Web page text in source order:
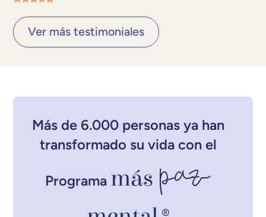
Ver más testimoniales
Más de 6.000 personas ya han
transformado su vida con el
Programa más paz
®